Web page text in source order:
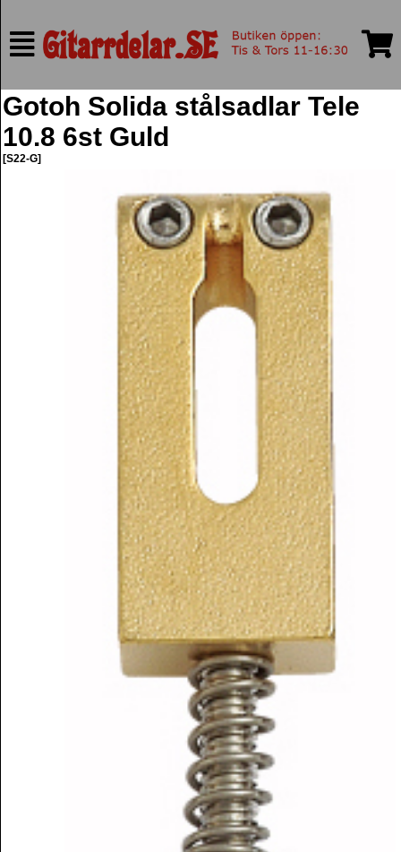
Gotoh Solida stålsadlar Tele
10.8 6st Guld
[S22-G]